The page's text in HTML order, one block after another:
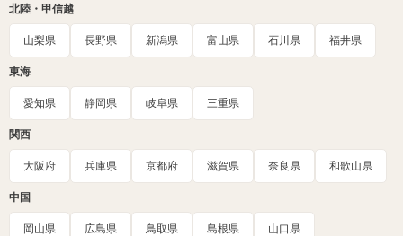
北陸・甲信越
山梨県 長野県 新潟県 富山県 石川県 福井県
東海
愛知県 静岡県 岐阜県 三重県
関西
大阪府 兵庫県 京都府 滋賀県 奈良県 和歌山県
中国
岡山県 広島県 鳥取県 島根県 山口県